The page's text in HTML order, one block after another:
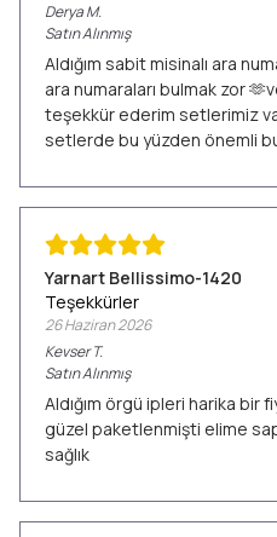
DeryaM.
Satın Alınmış
Aldığım sabit misinalı ara
ara numaraları bulmak zor
teşekkür ederim setlerimiz
setlerde bu yüzden önemli
Yarnart Bellissimo-1420
Teşekkürler
26 Haziran 2026
Kevser T.
Satın Alınmış
Aldığım örgü ipleri harika bir
güzel paketlenmişti elime
sağlık